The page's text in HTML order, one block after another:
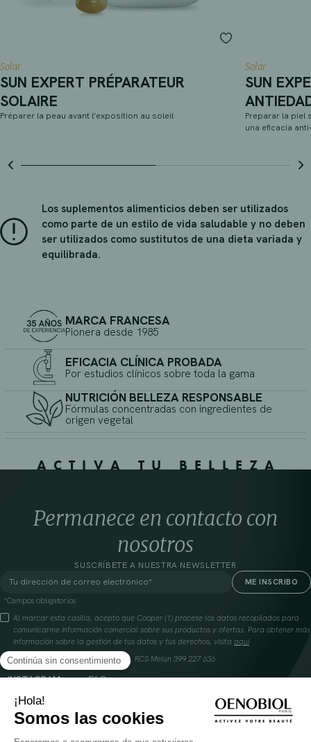
Solar
SUN EXPERT PRÉPARATEUR
SOLAIRE
Préparer la peau avant l’exposition au soleil
Solar
SUN
Preparar la piel
una eficacia
Los suplementos alimenticios deben ser utilizados
como parte de un estilo de vida saludable y no deben
ser utilizados como sustitutos de una dieta variada y
equilibrada.
MARCA FRANCESA
Pionera desde 1985
EFICACIA CLÍNICA PROBADA
Por estudios clínicos sobre toda la gama
NUTRICIÓN BELLEZA RESPONSABLE
Fórmulas concentradas con ingredientes de
origen vegetal
ACTIVA TU BELLEZA
Permanece en contacto con
nosotros
SUSCRÍBETE A NUESTRA NEWSLETTER
*Campos obligatorios
Al marcar esta casilla, acepto que Cooper (1) procese los datos recopilados para
comunicarme información comercial sobre sus productos y ofertas. Para obtener más
información sobre la gestión de tus datos y tus derechos, visita aquí
Cooperación farmacéutica francesa, RCS Melun 399 227 636
INSTAGRAM
TIKTOK
YOUTUBE
FAQ
DÓNDE ENCONTRAR NUESTROS PRODUCTOS